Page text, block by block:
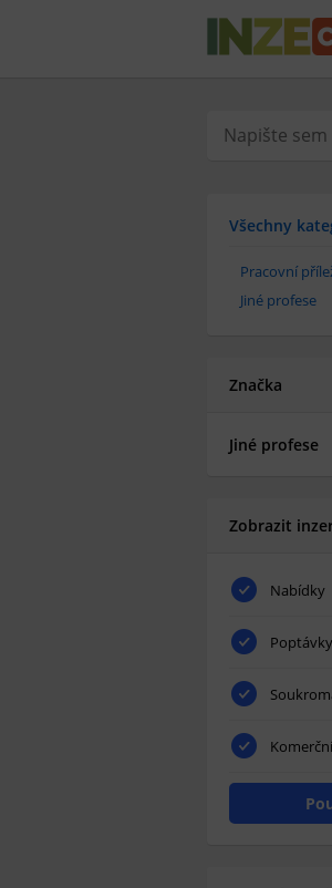
Všechny
Pracovní
Jiné profese
Značka
Jiné profese
Zobrazit
Nabídky
Poptávky